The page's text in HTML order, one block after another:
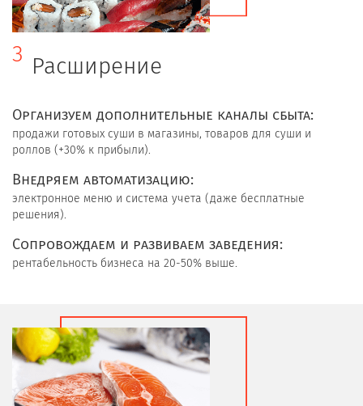
3 Расширение
Организуем дополнительные каналы сбыта:
продажи готовых суши в магазины, товаров для суши и
роллов (+30% к прибыли).
Внедряем автоматизацию:
электронное меню и система учета (даже бесплатные
решения).
Сопровождаем и развиваем заведения:
рентабельность бизнеса на 20-50% выше.